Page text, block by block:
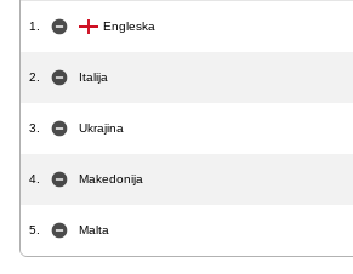
1. Engleska
2. Italija
3. Ukrajina
4. Makedonija
5. Malta